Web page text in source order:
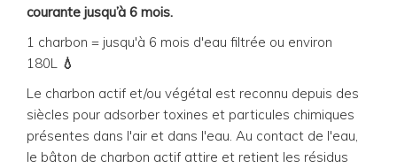
courante jusqu’à 6 mois.
1 charbon = jusqu'à 6 mois d'eau filtrée ou environ
180L 💧
Le charbon actif et/ou végétal est reconnu depuis des
siècles pour adsorber toxines et particules chimiques
présentes dans l'air et dans l'eau. Au contact de l'eau,
le bâton de charbon actif attire et retient les résidus